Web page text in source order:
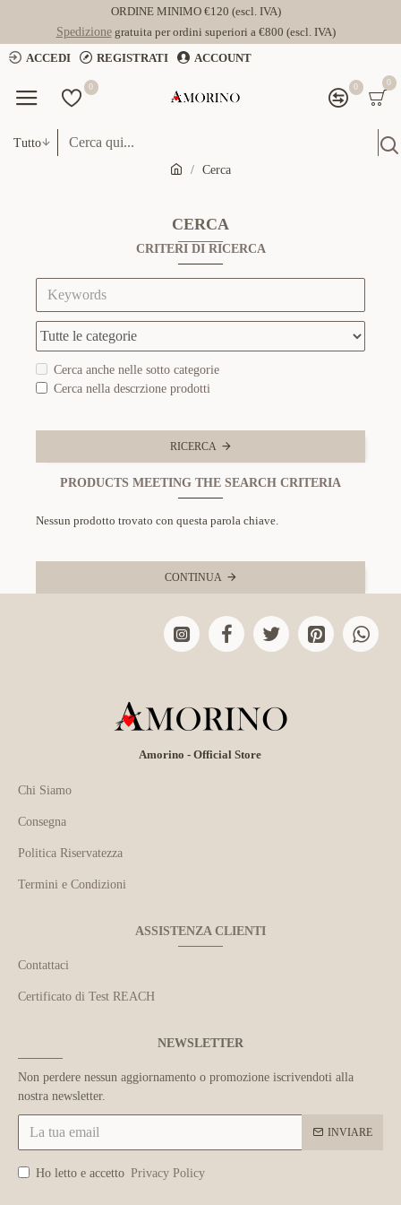
ORDINE MINIMO €120 (escl. IVA)
Spedizionegratuita per ordini superiori a €800 (escl. IVA)
ACCEDI
REGISTRATI ACCOUNT
0 0 0
Tutto
Cerca
CERCA
CRITERI DI RICERCA
Cerca anche nelle sotto categorie
Cerca nella descrzione prodotti
RICERCA
PRODUCTS MEETING THE SEARCH CRITERIA
Nessun prodotto trovato con questa parola chiave.
CONTINUA
Amorino - Official Store
Chi Siamo
Consegna
Politica Riservatezza
Termini e Condizioni
ASSISTENZA CLIENTI
Contattaci
Certificato di Test REACH
NEWSLETTER
Non perdere nessun aggiornamento o promozione iscrivendoti alla
nostra newsletter.
INVIARE
Ho letto e accetto Privacy Policy